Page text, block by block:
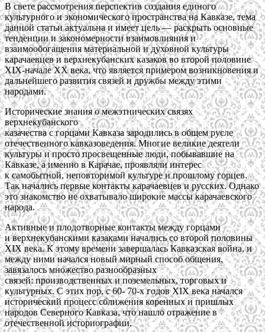
В свете рассмотрения перспектив создания единого
культурного и экономического пространства на Кавказе, тема
данной статьи актуальна и имеет цель — раскрыть основные
тенденции и закономерности взаимовлияния и
взаимообогащения материальной и духовной культуры
карачаевцев и верхнекубанских казаков во второй половине
XIX-начале XX века, что является примером возникновения и
дальнейшего развития связей и дружбы между этими
народами.
Исторические знания о межэтнических связях
верхнекубанского
казачества с горцами Кавказа зародились в общем русле
отечественного кавказоведения. Многие великие деятели
культуры и просто просвещенные люди, побывавшие на
Кавказе, а именно в Карачае, проявляли интерес
к самобытной, неповторимой культуре и прошлому горцев.
Так начались первые контакты карачаевцев и русских. Однако
это знакомство не охватывало широкие массы карачаевского
народа.
Активные и плодотворные контакты между горцами
и верхнекубанскими казаками начались со второй половины
XIX века. К этому времени завершалась Кавказская война, и
между ними начался новый мирный способ общения,
завязалось множество разнообразных
связей: производственных и поземельных, торговых и
культурных. С этих пор, с 60- 70-х годов XIX века начался
исторический процесс сближения коренных и пришлых
народов Северного Кавказа, что нашло отражение в
отечественной историографии.